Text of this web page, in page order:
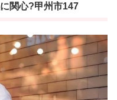
関心?甲州市147